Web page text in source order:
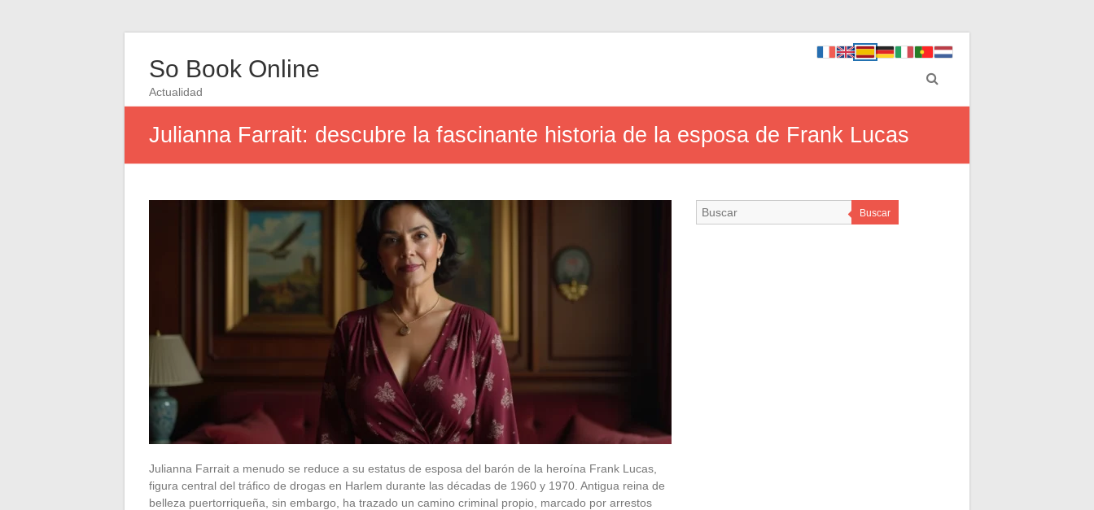
So Book Online
Actualidad
Julianna Farrait: descubre la fascinante historia de la esposa de Frank Lucas
Julianna Farrait a menudo se reduce a su estatus de esposa del barón de la heroína Frank Lucas,
figura central del tráfico de drogas en Harlem durante las décadas de 1960 y 1970. Antigua reina de
belleza puertorriqueña, sin embargo, ha trazado un camino criminal propio, marcado por arrestos
Buscar